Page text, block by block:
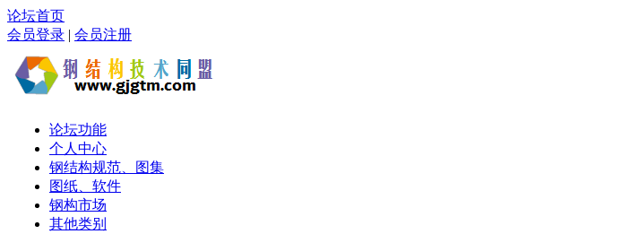
论坛首页
会员登录 | 会员注册
论坛功能
个人中心
钢结构规范、图集
图纸、软件
钢构市场
其他类别